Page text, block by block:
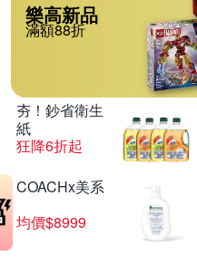
樂高新品
滿額88折
夯！鈔省衛生
紙
狂降6折起
COACHx美系
均價$8999